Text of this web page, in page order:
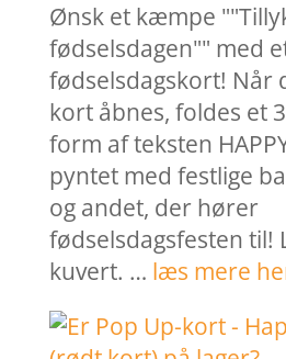
Ønsk et kæmpe
fødselsdagen"" med
fødselsdagskort! Når
kort åbnes, foldes et
form af teksten
pyntet med festlige
og andet, der hører
fødselsdagsfesten til!
kuvert. … læs mere